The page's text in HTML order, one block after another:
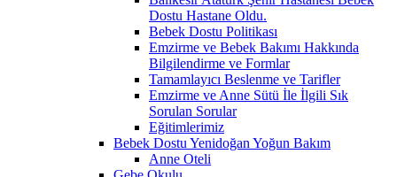
Dostu Hastane Oldu.
Bebek Dostu Politikası
Emzirme ve Bebek Bakımı Hakkında
Bilgilendirme ve Formlar
Tamamlayıcı Beslenme ve Tarifler
Emzirme ve Anne Sütü İle İlgili Sık
Sorulan Sorular
Eğitimlerimiz
Bebek Dostu Yenidoğan Yoğun Bakım
Anne Oteli